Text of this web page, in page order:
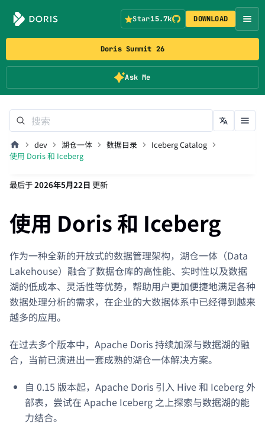
Doris Summit 26
Ask Me
Star15.7k DOWNLOAD
dev 湖仓一体 数据目录
Iceberg Catalog
使用 Doris 和 Iceberg
最后于2026年5月22日 更新
使用 Doris 和 Iceberg
作为一种全新的开放式的数据管理架构，湖仓一体（Data
Lakehouse）融合了数据仓库的高性能、实时性以及数据
湖的低成本、灵活性等优势，帮助用户更加便捷地满足各种
数据处理分析的需求，在企业的大数据体系中已经得到越来
越多的应用。
在过去多个版本中，Apache Doris 持续加深与数据湖的融
合，当前已演进出一套成熟的湖仓一体解决方案。
自 0.15 版本起，Apache Doris 引入 Hive 和 Iceberg 外
部表，尝试在 Apache Iceberg 之上探索与数据湖的能
力结合。